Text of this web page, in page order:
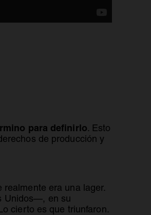
para definirlo. Esto
de producción y
realmente era una lager.
Unidos—, en su
cierto es que triunfaron.